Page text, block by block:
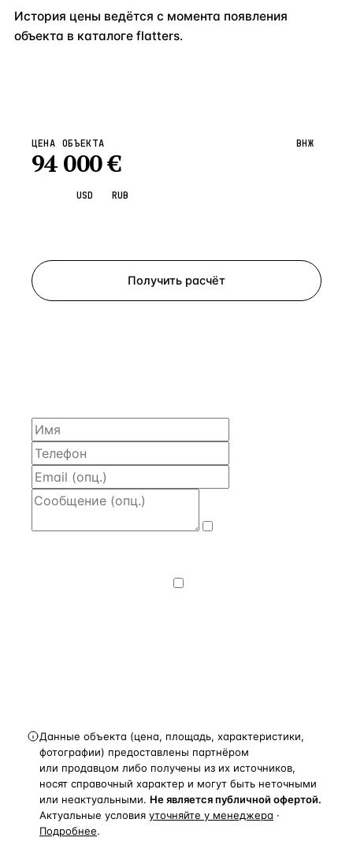
История цены ведётся с момента появления
объекта в каталоге flatters.
ЦЕНА ОБЪЕКТА
94 000€
ВНЖ
USD RUB
Получить расчёт
Данные объекта (цена, площадь, характеристики,
фотографии) предоставлены партнёром
или продавцом либо получены из их источников,
носят справочный характер и могут быть неточными
или неактуальными. Не является публичной офертой.
Актуальные условия уточняйте у менеджера ·
Подробнее.